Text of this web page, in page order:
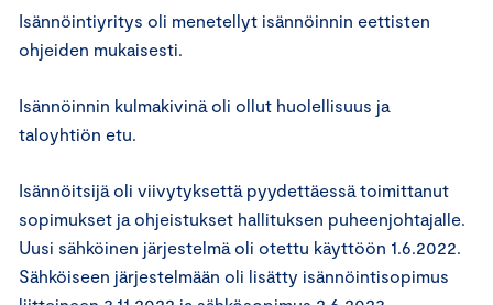
Isännöintiyritys oli menetellyt isännöinnin eettisten
ohjeiden mukaisesti.
Isännöinnin kulmakivinä oli ollut huolellisuus ja
taloyhtiön etu.
Isännöitsijä oli viivytyksettä pyydettäessä toimittanut
sopimukset ja ohjeistukset hallituksen puheenjohtajalle.
Uusi sähköinen järjestelmä oli otettu käyttöön 1.6.2022.
Sähköiseen järjestelmään oli lisätty isännöintisopimus